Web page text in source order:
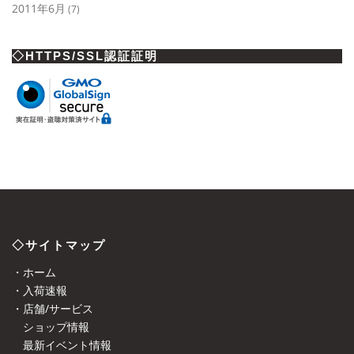
2011年6月 (7)
◇HTTPS/SSL認証証明
◇サイトマップ
・ホーム
・入荷速報
・店舗/サービス
ショップ情報
最新イベント情報